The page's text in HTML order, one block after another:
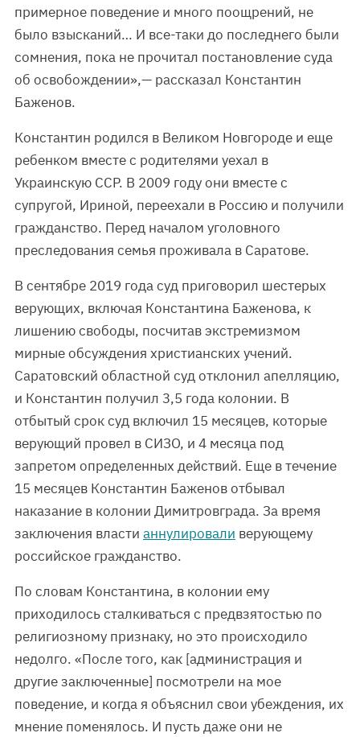
примерное поведение и много поощрений, не
было взысканий… И все-таки до последнего были
сомнения, пока не прочитал постановление суда
об освобождении»,— рассказал Константин
Баженов.
Константин родился в Великом Новгороде и еще
ребенком вместе с родителями уехал в
Украинскую ССР. В 2009 году они вместе с
супругой, Ириной, переехали в Россию и получили
гражданство. Перед началом уголовного
преследования семья проживала в Саратове.
В сентябре 2019 года суд приговорил шестерых
верующих, включая Константина Баженова, к
лишению свободы, посчитав экстремизмом
мирные обсуждения христианских учений.
Саратовский областной суд отклонил апелляцию,
и Константин получил 3,5 года колонии. В
отбытый срок суд включил 15 месяцев, которые
верующий провел в СИЗО, и 4 месяца под
запретом определенных действий. Еще в течение
15 месяцев Константин Баженов отбывал
наказание в колонии Димитровграда. За время
заключения власти аннулировали верующему
российское гражданство.
По словам Константина, в колонии ему
приходилось сталкиваться с предвзятостью по
религиозному признаку, но это происходило
недолго. «После того, как [администрация и
другие заключенные] посмотрели на мое
поведение, и когда я объяснил свои убеждения, их
мнение поменялось. И пусть даже они не